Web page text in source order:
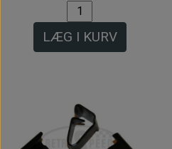
LÆG I KURV